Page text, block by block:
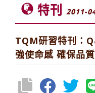
特刊 2011-
TQM研習特刊：
強使命感 確保品